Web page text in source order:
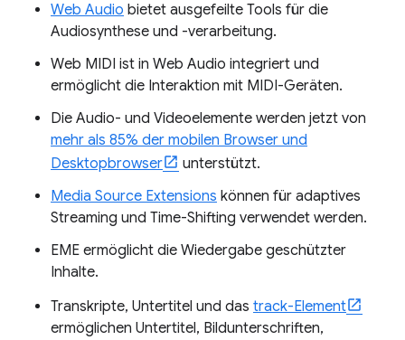
Web Audio bietet ausgefeilte Tools für die
Audiosynthese und -verarbeitung.
Web MIDI ist in Web Audio integriert und
ermöglicht die Interaktion mit MIDI-Geräten.
Die Audio- und Videoelemente werden jetzt von
mehr als 85% der mobilen Browser und
Desktopbrowser
unterstützt.
Media Source Extensions können für adaptives
Streaming und Time-Shifting verwendet werden.
EME ermöglicht die Wiedergabe geschützter
Inhalte.
Transkripte, Untertitel und das track-Element
ermöglichen Untertitel, Bildunterschriften,